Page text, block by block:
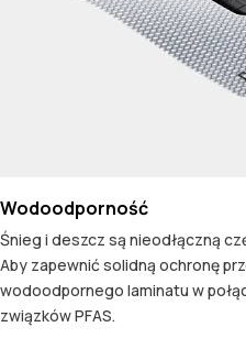
Wodoodporność
Śnieg i deszcz są nieodłączną
Aby zapewnić solidną ochronę
wodoodpornego laminatu w
związków PFAS.